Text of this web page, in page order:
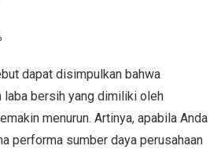
dapat disimpulkan bahwa
laba bersih yang dimiliki oleh
menurun. Artinya, apabila Anda
performa sumber daya perusahaan